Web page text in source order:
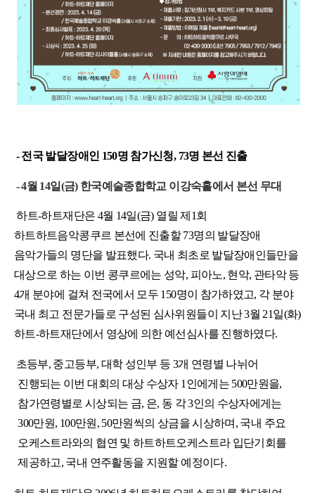
- 전국 발달장애인 150명 참가신청, 73명 본선 진출
- 4월 14일(금) 한국예술종합학교 이강숙홀에서 본선 무대
하트-하트재단은 4월 14일(금) 열릴 제1회
하트하트음악콩쿠르 본선에 진출할 73명의 발달장애
음악가들의 명단을 발표했다. 국내 최초로 발달장애인들만을
대상으로 하는 이번 콩쿠르에는 성악, 피아노, 현악, 관타악 등
4개 분야에 걸쳐 전국에서 모두 150명이 참가하였고, 각 분야
국내 최고 전문가들로 구성된 심사위원들이 지난 3월 21일(화)
하트-하트재단에서 영상에 의한 예선심사를 진행하였다.
초등부, 중고등부, 대학 성인부 등 3개 연령별 나뉘어
진행되는 이번 대회의 대상 수상자 1인에게는 500만원을,
참가연령별로 시상되는 금, 은, 동 각 3인의 수상자에게는
300만원, 100만원, 50만원씩의 상금을 시상하며, 국내 주요
오케스트라와의 협연 및 하트하트오케스트라 입단기회를
제공하고, 국내 연주활동을 지원할 예정이다.